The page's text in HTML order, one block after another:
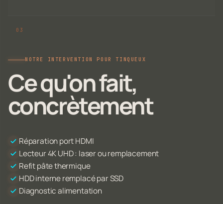
NOTRE INTERVENTION POUR TINQUEUX
Ce qu'on fait,
concrètement
Réparation port HDMI
Lecteur 4K UHD : laser ou remplacement
Refit pâte thermique
HDD interne remplacé par SSD
Diagnostic alimentation